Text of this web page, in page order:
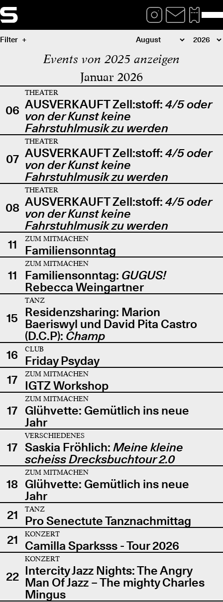
Filter
Events von 2025 anzeigen
Januar 2026
06
THEATER
AUSVERKAUFT Zell:stoff: 4/5 oder
von der Kunst keine
Fahrstuhlmusik zu werden
07
THEATER
AUSVERKAUFT Zell:stoff: 4/5 oder
von der Kunst keine
Fahrstuhlmusik zu werden
08
THEATER
AUSVERKAUFT Zell:stoff: 4/5 oder
von der Kunst keine
Fahrstuhlmusik zu werden
11
ZUM MITMACHEN
Familiensonntag
11
ZUM MITMACHEN
Familiensonntag: GUGUS!
Rebecca Weingartner
15
TANZ
Residenzsharing: Marion
Baeriswyl und David Pita Castro
(D.C.P): Champ
16
CLUB
Friday Psyday
17
ZUM MITMACHEN
IGTZ Workshop
17
ZUM MITMACHEN
Glühvette: Gemütlich ins neue
Jahr
17
VERSCHIEDENES
Saskia Fröhlich: Meine kleine
scheiss Drecksbuchtour 2.0
18
ZUM MITMACHEN
Glühvette: Gemütlich ins neue
Jahr
21
TANZ
Pro Senectute Tanznachmittag
21
KONZERT
Camilla Sparksss - Tour 2026
22
KONZERT
Intercity Jazz Nights: The Angry
Man Of Jazz – The mighty Charles
Mingus